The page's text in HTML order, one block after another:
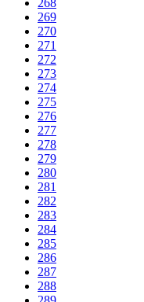
268
269
270
271
272
273
274
275
276
277
278
279
280
281
282
283
284
285
286
287
288